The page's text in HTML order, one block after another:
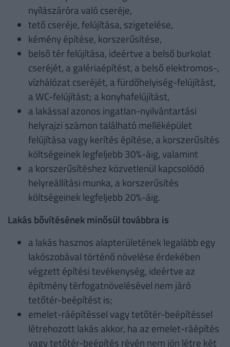
nyílászáróra való cseréje,
tető cseréje, felújítása, szigetelése,
kémény építése, korszerűsítése,
belső tér felújítása, ideértve a belső burkolat
cseréjét, a galériaépítést, a belső elektromos-,
vízhálózat cseréjét, a fürdőhelyiség-felújítást,
a WC-felújítást; a konyhafelújítást,
a lakással azonos ingatlan-nyilvántartási
helyrajzi számon található melléképület
felújítása vagy kerítés építése, a korszerűsítés
költségeinek legfeljebb 30%-áig, valamint
a korszerűsítéshez közvetlenül kapcsolódó
helyreállítási munka, a korszerűsítés
költségeinek legfeljebb 20%-áig.
Lakás bővítésének minősül továbbra is
a lakás hasznos alapterületének legalább egy
lakószobával történő növelése érdekében
végzett építési tevékenység, ideértve az
építmény térfogatnövelésével nem járó
tetőtér-beépítést is;
emelet-ráépítéssel vagy tetőtér-beépítéssel
létrehozott lakás akkor, ha az emelet-ráépítés
vagy tetőtér-beépítés révén nem jön létre két